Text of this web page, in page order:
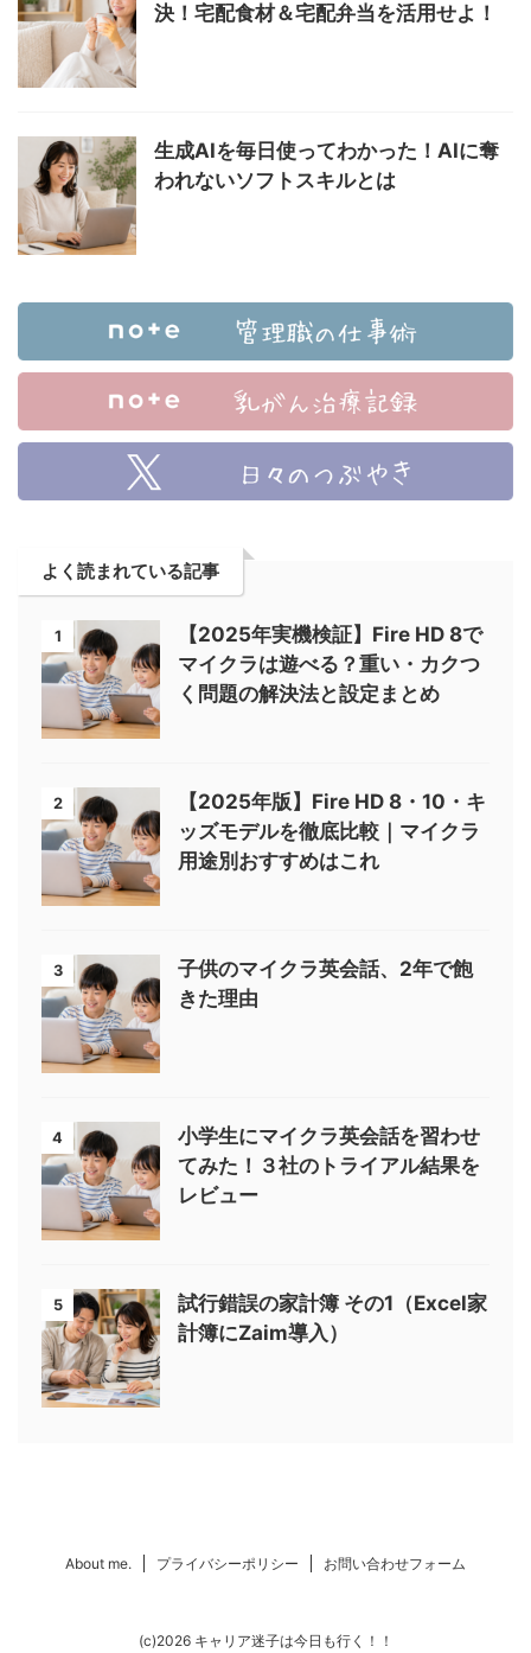
決！宅配食材＆宅配弁当を活用せよ！
生成AIを毎日使ってわかった！AIに奪
われないソフトスキルとは
よく読まれている記事
1
【2025年実機検証】Fire HD 8で
マイクラは遊べる？重い・カクつ
く問題の解決法と設定まとめ
2
【2025年版】Fire HD 8・10・キ
ッズモデルを徹底比較｜マイクラ
用途別おすすめはこれ
3
子供のマイクラ英会話、2年で飽
きた理由
4
小学生にマイクラ英会話を習わせ
てみた！３社のトライアル結果を
レビュー
5
試行錯誤の家計簿 その1（Excel家
計簿にZaim導入）
About me. プライバシーポリシー お問い合わせフォーム